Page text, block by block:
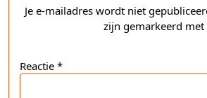
Je e-mailadres wordt niet
zijn gemarkeerd met
Reactie *